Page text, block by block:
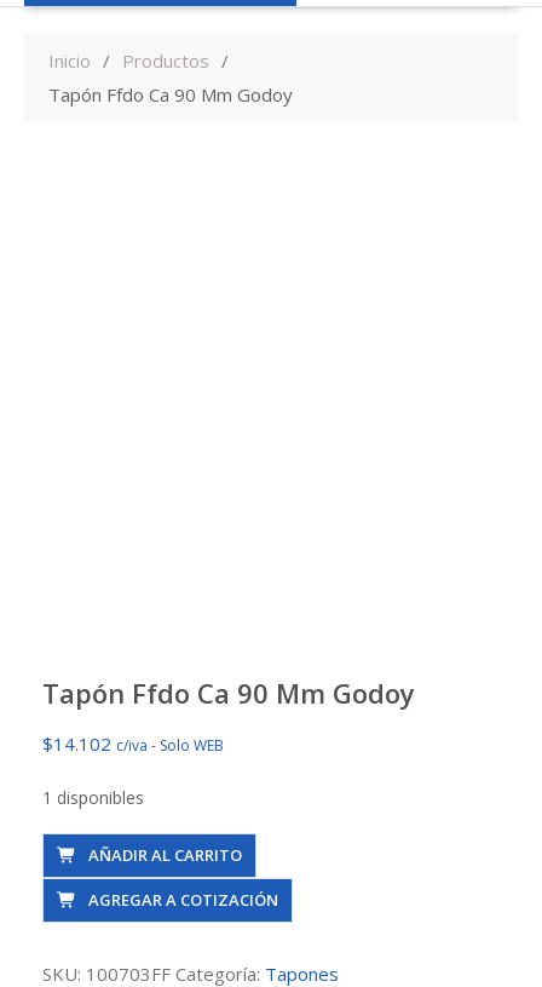
Inicio
Productos
Tapón Ffdo Ca 90 Mm Godoy
Tapón Ffdo Ca 90 Mm Godoy
$14.102 c/iva - Solo WEB
1 disponibles
Tapón
Ffdo
Ca
Mm
AÑADIR AL CARRITO
AGREGAR A COTIZACIÓN
SKU: 100703FF Categoría: Tapones